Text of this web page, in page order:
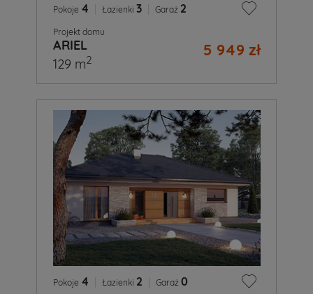
Pokoje 4 Łazienki 3 Garaż 2
Projekt domu
ARIEL 5 949 zł
129 m2
Pokoje 4 Łazienki 2 Garaż 0